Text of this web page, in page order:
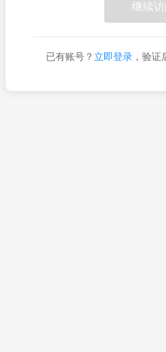
继续访
已有账号？ 立即登录，验证